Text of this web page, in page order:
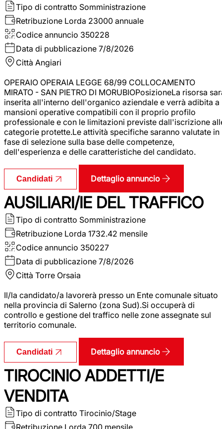
Tipo di contratto Somministrazione
Retribuzione Lorda 23000 annuale
Codice annuncio 350228
Data di pubblicazione 7/8/2026
Città Angiari
OPERAIO OPERAIA LEGGE 68/99 COLLOCAMENTO
MIRATO - SAN PIETRO DI MORUBIOPosizioneLa risorsa
inserita all'interno dell'organico aziendale e verrà adibita a
mansioni operative compatibili con il proprio profilo
professionale e con le limitazioni previste dall'iscrizione
categorie protette.Le attività specifiche saranno valutate in
fase di selezione sulla base delle competenze,
dell'esperienza e delle caratteristiche del candidato.
Candidati Dettaglio annuncio
AUSILIARI/IE DEL TRAFFICO
Tipo di contratto Somministrazione
Retribuzione Lorda 1732.42 mensile
Codice annuncio 350227
Data di pubblicazione 7/8/2026
Città Torre Orsaia
Il/la candidato/a lavorerà presso un Ente comunale situato
nella provincia di Salerno (zona Sud).Si occuperà di
controllo e gestione del traffico nelle zone assegnate sul
territorio comunale.
Candidati Dettaglio annuncio
TIROCINIO ADDETTI/E
VENDITA
Tipo di contratto Tirocinio/Stage
Retribuzione Lorda 700 mensile